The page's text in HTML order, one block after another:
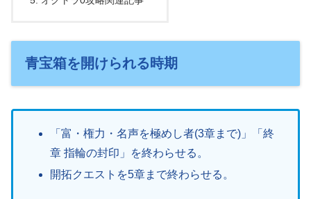
青宝箱を開けられる時期
「富・権力・名声を極めし者(3章まで)」「終
章 指輪の封印」を終わらせる。
開拓クエストを5章まで終わらせる。